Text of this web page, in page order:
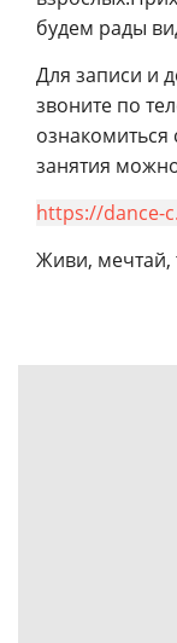
будем рады
Для записи и
звоните по
ознакомиться
занятия
https://dance-
Живи, мечтай,